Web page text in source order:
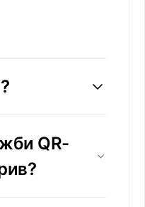
QR-